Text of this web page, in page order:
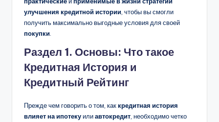
улучшения кредитной истории , чтобы вы смогли
получить максимально выгодные условия для своей
покупки
Раздел 1. Основы: Что такое
Кредитная История и
Кредитный Рейтинг
Прежде чем говорить о том, каккредитная история
влияет на ипотекуилиавтокредит , необходимо четко